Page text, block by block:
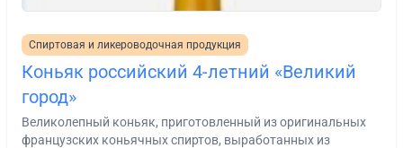
Спиртовая и ликероводочная продукция
Коньяк российский 4-летний «Великий
город»
Великолепный коньяк, приготовленный из оригинальных
французских коньячных спиртов, выработанных из